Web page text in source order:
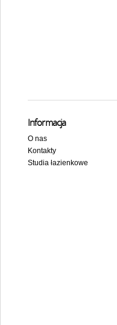
Informacja
O nas
Kontakty
Studia łazienkowe